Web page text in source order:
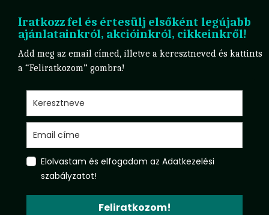
Iratkozz fel és értesülj elsőként legújabb
ajánlatainkról, akcióinkról, cikkeinkről!
Add meg az email címed, illetve a keresztneved és kattints
a “Feliratkozom” gombra!
Elolvastam és elfogadom az Adatkezelési
szabályzatot!
Feliratkozom!